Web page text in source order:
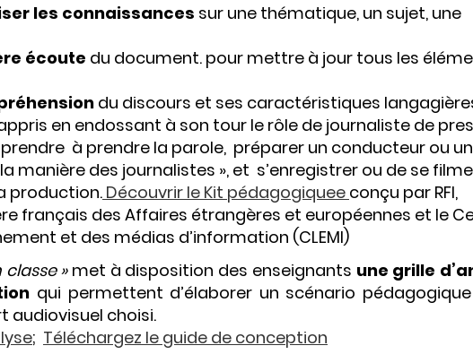
les connaissances sur une thématique, un sujet, une
écoute du document. pour mettre à jour tous les
du discours et ses caractéristiques
en endossant à son tour le rôle de journaliste de
à prendre la parole, préparer un conducteur ou un
la manière des journalistes », et s’enregistrer ou de se
production.Découvrir le Kit pédagogiquee conçu par RFI,
français des Affaires étrangères et européennes et le
et des médias d’information (CLEMI)
classe »met à disposition des enseignants une grille
qui permettent d’élaborer un scénario
audiovisuel choisi.
; Téléchargez le guide de conception